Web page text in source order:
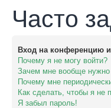
Часто
Вход на конференцию и
Почему я не могу войти?
Зачем мне вообще нужно
Почему мне
Как сделать, чтобы я не
Я забыл пароль!